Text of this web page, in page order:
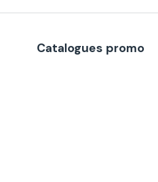
Catalogues promo